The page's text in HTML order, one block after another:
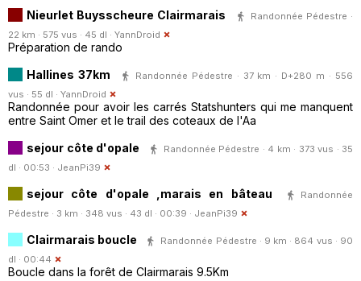
Nieurlet Buysscheure Clairmarais
Randonnée Pédestre ·
22 km · 575 vus · 45 dl · YannDroid
Préparation de rando
Hallines 37km
Randonnée Pédestre · 37 km · D+280 m · 556
vus · 55 dl · YannDroid
Randonnée pour avoir les carrés Statshunters qui me manquent
entre Saint Omer et le trail des coteaux de l'Aa
sejour côte d'opale
Randonnée Pédestre · 4 km · 373 vus · 35
dl · 00:53 · JeanPi39
sejour côte d'opale ,marais en bâteau
Randonnée
Pédestre · 3 km · 348 vus · 43 dl · 00:39 · JeanPi39
Clairmarais boucle
Randonnée Pédestre · 9 km · 864 vus · 90
dl · 00:44
Boucle dans la forêt de Clairmarais 9.5Km